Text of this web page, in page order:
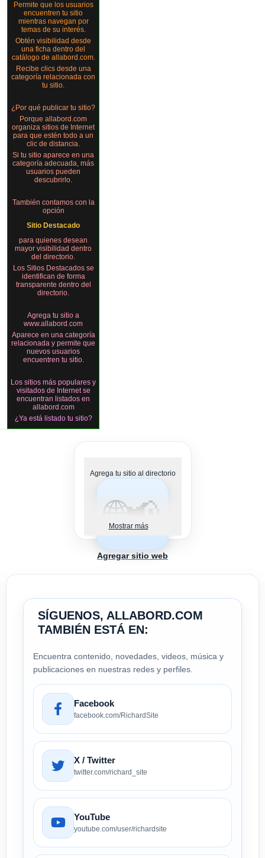
Permite que los usuarios
encuentren tu sitio
mientras navegan por
temas de su interés.
Obtén visibilidad desde
una ficha dentro del
catálogo de allabord.com.
Recibe clics desde una
categoría relacionada con
tu sitio.
¿Por qué publicar tu sitio?
Porque allabord.com
organiza sitios de Internet
para que estén todo a un
clic de distancia.
Si tu sitio aparece en una
categoría adecuada, más
usuarios pueden
descubrirlo.
También contamos con la
opción
Sitio Destacado
para quienes desean
mayor visibilidad dentro
del directorio.
Los Sitios Destacados se
identifican de forma
transparente dentro del
directorio.
Agrega tu sitio a
www.allabord.com
Aparece en una categoría
relacionada y permite que
nuevos usuarios
encuentren tu sitio.
Los sitios más populares y
visitados de Internet se
encuentran listados en
allabord.com
¿Ya está listado tu sitio?
Agrega tu sitio al directorio
🌐📢
Agregar sitio web
Mostrar más
SÍGUENOS, ALLABORD.COM
TAMBIÉN ESTÁ EN:
Encuentra contenido, novedades, videos, música y
publicaciones en nuestras redes y perfiles.
Facebook
facebook.com/RichardSite
X / Twitter
twitter.com/richard_site
YouTube
youtube.com/user/richardsite